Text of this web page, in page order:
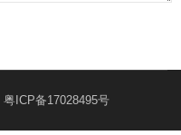
粤ICP备17028495号